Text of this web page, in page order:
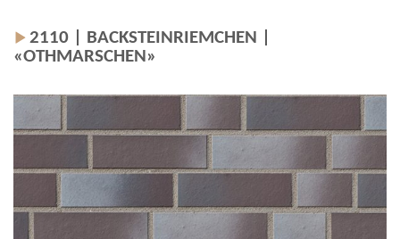
2110 | BACKSTEINRIEMCHEN |
«OTHMARSCHEN»